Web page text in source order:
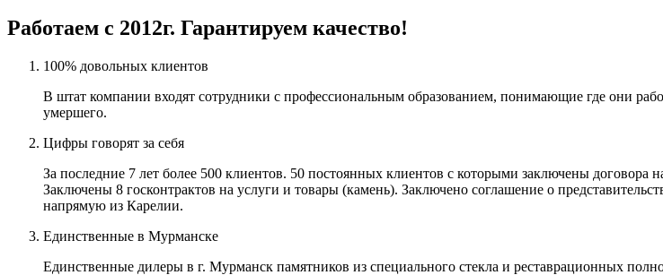
Работаем с 2012г. Гарантируем качество!
100% довольных клиентов
В штат компании входят сотрудники с профессиональным образованием, понимающие где они
умершего.
Цифры говорят за себя
За последние 7 лет более 500 клиентов. 50 постоянных клиентов с которыми заключены
Заключены 8 госконтрактов на услуги и товары (камень). Заключено соглашение о
напрямую из Карелии.
Единственные в Мурманске
Единственные дилеры в г. Мурманск памятников из специального стекла и реставрационных